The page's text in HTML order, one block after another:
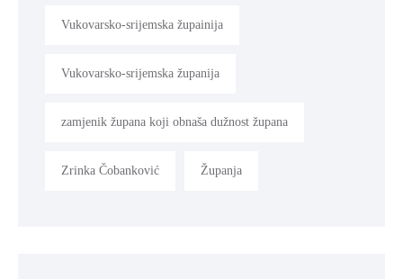
Vukovarsko-srijemska župainija
Vukovarsko-srijemska županija
zamjenik župana koji obnaša dužnost župana
Zrinka Čobanković Županja